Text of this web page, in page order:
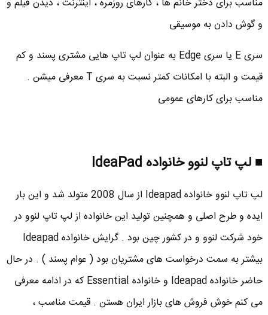
مناسب برای دختر خانم ها ، کارهای روزمره ، اینترنت ، دیدن فیلم و
و گوش دادن به موسیقی
سری E یا سری Edge به عنوان لپ تاپ هایی مشتری پسند و کم
قیمت و البته با امکانات کمتر نسبت به سری T معرفی میشن .
مناسب برای کارهای عمومی
■ لپ تاپ لنوو خانواده IdeaPad
لپ تاپ لنوو خانواده Ideapad از سال 2008 متولد شد و این بار
ایده و طرح اصلی و همچنین تولید این خانواده از لپ تاپ لنوو در
خود شرکت لنوو و در کشور چین بود . گرایش خانواده Ideapad
بیشتر به سمت درخواست های مشتریان بود ( عوام پسند ) . در حال
حاضر خانواده Ideapad و خانواده Essential که در ادامه معرفی
می کنم خوش فروش های بازار ایران هستن . قیمت مناسب ،